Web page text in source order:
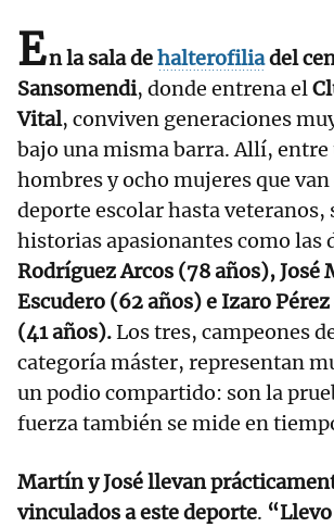
En la sala dehalterofiliadel
Sansomendi, donde entrena el
Vital, conviven generaciones
bajo una misma barra. Allí, entre
hombres y ocho mujeres que van
deporte escolar hasta veteranos,
historias apasionantes como las
Rodríguez Arcos (78 años), José
Escudero (62 años) e Izaro
(41 años).Los tres, campeones
categoría máster, representan
un podio compartido: son la
fuerza también se mide en
Martín y José llevan
vinculados a este deporte.